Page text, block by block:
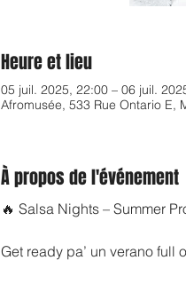
Heure et lieu
05 juil. 2025, 22:00 – 06 juil.
Afromusée, 533 Rue Ontario E,
À propos de l'événement
🔥 Salsa Nights – Summer
Get ready pa’ un verano full